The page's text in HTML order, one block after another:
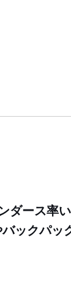
ダース率
ックパッ